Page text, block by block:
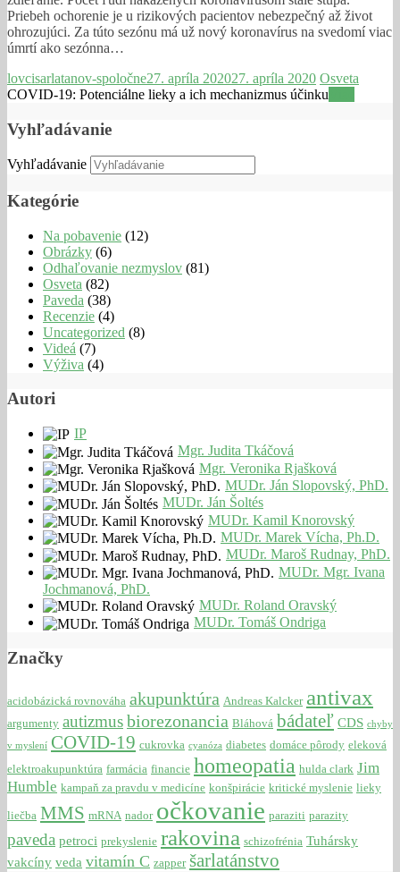
Priebeh ochorenie je u rizikových pacientov nebezpečný až život
ohrozujúci. Za túto sezónu má už nový koronavírus na svedomí viac
úmrtí ako sezónna…
lovcisarlatanov-spoločne27. apríla 202027. apríla 2020 Osveta
COVID-19: Potenciálne lieky a ich mechanizmus účinku
Vyhľadávanie
Vyhľadávanie
Kategórie
Na pobavenie (12)
Obrázky (6)
Odhaľovanie nezmyslov (81)
Osveta (82)
Paveda (38)
Recenzie (4)
Uncategorized (8)
Videá (7)
Výživa (4)
Autori
IP
Mgr. Judita Tkáčová
Mgr. Veronika Rjašková
MUDr. Ján Slopovský, PhD.
MUDr. Ján Šoltés
MUDr. Kamil Knorovský
MUDr. Marek Vícha, Ph.D.
MUDr. Maroš Rudnay, PhD.
MUDr. Mgr. Ivana
Jochmanová, PhD.
MUDr. Roland Oravský
MUDr. Tomáš Ondriga
Značky
acidobázická rovnováha akupunktúra Andreas Kalcker antivax
argumenty autizmusbiorezonancia Bláhová bádateľ CDS chyby
v myslení COVID-19 cukrovka cyanóza diabetes domáce pôrody eleková
elektroakupunktúra farmácia financie homeopatia hulda clark Jim
Humble kampaň za pravdu v medicíne konšpirácie kritické myslenie lieky
liečba MMS mRNA nador očkovanie paraziti parazity
paveda petroci prekyslenie rakovina schizofrénia Tuhársky
vakcíny veda vitamín C zapper šarlatánstvo